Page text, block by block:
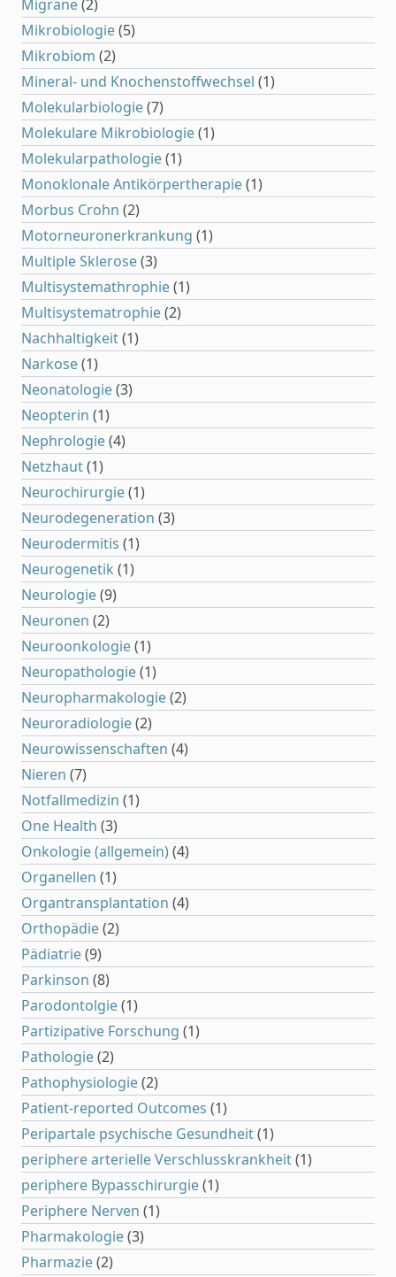
Migräne(2)
Mikrobiologie(5)
Mikrobiom (2)
Mineral- und Knochenstoffwechsel (1)
Molekularbiologie(7)
Molekulare Mikrobiologie(1)
Molekularpathologie(1)
Monoklonale Antikörpertherapie(1)
Morbus Crohn (2)
Motorneuronerkrankung (1)
Multiple Sklerose(3)
Multisystemathrophie(1)
Multisystematrophie(2)
Nachhaltigkeit(1)
Narkose(1)
Neonatologie(3)
Neopterin (1)
Nephrologie(4)
Netzhaut(1)
Neurochirurgie(1)
Neurodegeneration (3)
Neurodermitis (1)
Neurogenetik (1)
Neurologie(9)
Neuronen (2)
Neuroonkologie(1)
Neuropathologie(1)
Neuropharmakologie(2)
Neuroradiologie(2)
Neurowissenschaften (4)
Nieren (7)
Notfallmedizin (1)
One Health (3)
Onkologie (allgemein)(4)
Organellen (1)
Organtransplantation (4)
Orthopädie(2)
Pädiatrie(9)
Parkinson (8)
Parodontolgie(1)
Partizipative Forschung (1)
Pathologie(2)
Pathophysiologie(2)
Patient-reported Outcomes (1)
Peripartale psychische Gesundheit(1)
periphere arterielle Verschlusskrankheit(1)
periphere Bypasschirurgie(1)
Periphere Nerven (1)
Pharmakologie(3)
Pharmazie(2)